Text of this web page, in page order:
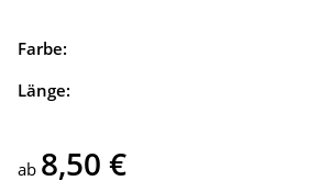
Farbe:
Länge:
ab 8,50 €